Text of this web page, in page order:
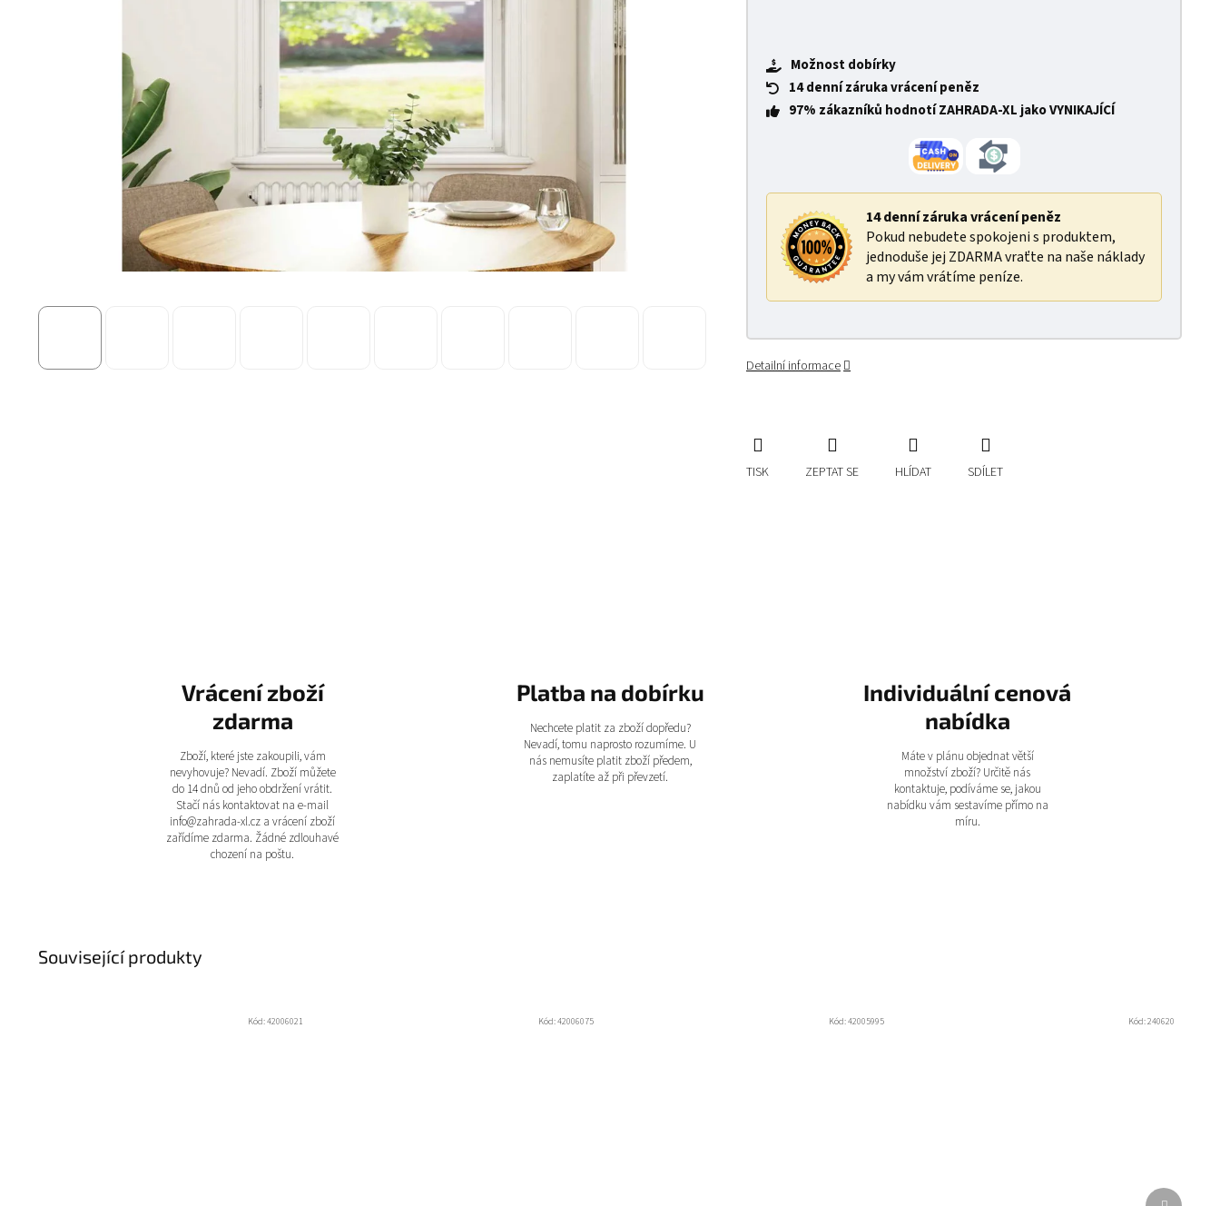
Možnost dobírky
14 denní záruka vrácení peněz
97% zákazníků hodnotí ZAHRADA-XL jako VYNIKAJÍCÍ
14 denní záruka vrácení peněz
Pokud nebudete spokojeni s produktem,
jednoduše jej ZDARMA vraťte na naše náklady
a my vám vrátíme peníze.
Detailní informace
TISK ZEPTAT SE HLÍDAT SDÍLET
Vrácení zboží
zdarma
Zboží, které jste zakoupili, vám
nevyhovuje? Nevadí. Zboží můžete
do 14 dnů od jeho obdržení vrátit.
Stačí nás kontaktovat na e-mail
info@zahrada-xl.cz a vrácení zboží
zařídíme zdarma. Žádné zdlouhavé
chození na poštu.
Platba na dobírku
Nechcete platit za zboží dopředu?
Nevadí, tomu naprosto rozumíme. U
nás nemusíte platit zboží předem,
zaplatíte až při převzetí.
Individuální cenová
nabídka
Máte v plánu objednat větší
množství zboží? Určitě nás
kontaktuje, podíváme se, jakou
nabídku vám sestavíme přímo na
míru.
Související produkty
Kód:42006021 Kód:42006075 Kód:42005995 Kód:240620
Další